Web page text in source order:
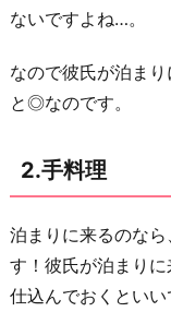
ないですよね…。
なので彼氏が泊ま
と◎なのです。
2.手料理
泊まりに来るのな
す！彼氏が泊まり
仕込んでおくといい